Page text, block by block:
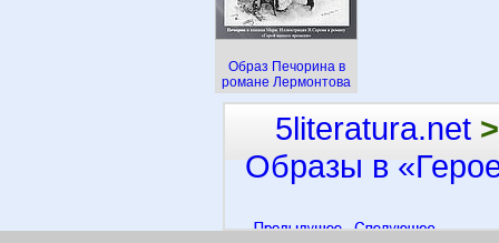
Образ Печорина в
романе Лермонтова
5literatura.net >
Образы в